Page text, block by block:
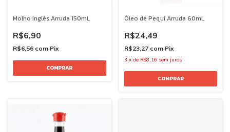
Molho Inglês Arruda 150mL
R$6,90
R$6,56 com Pix
Óleo de Pequi Arruda 60mL
R$24,49
R$23,27 com Pix
3 x de R$8,16 sem juros